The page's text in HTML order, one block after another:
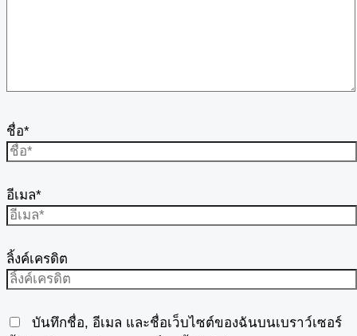
ชื่อ*
อีเมล*
ลิ้งค์เครดิต
บันทึกชื่อ, อีเมล และชื่อเว็บไซต์ของฉันบนเบราว์เซอร์